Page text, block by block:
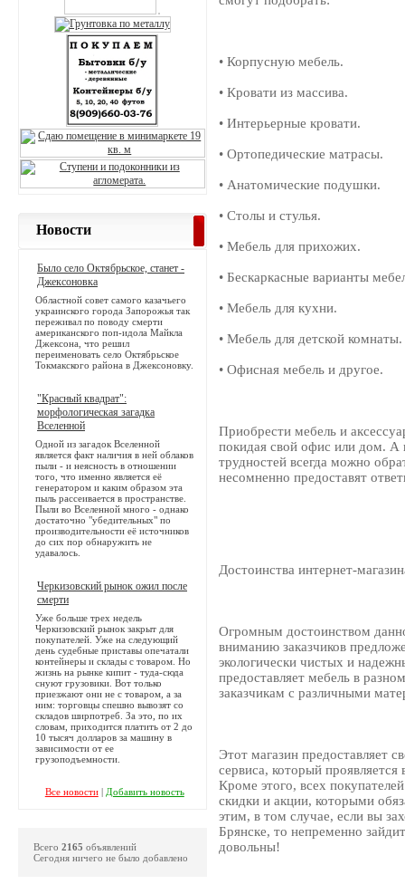
• Корпусную мебель.
• Кровати из массива.
• Интерьерные кровати.
• Ортопедические матрасы.
• Анатомические подушки.
• Столы и стулья.
• Мебель для прихожих.
• Бескаркасные варианты
• Мебель для кухни.
• Мебель для детской комнаты.
• Офисная мебель и другое.
Приобрести мебель и
покидая свой офис или дом. А
трудностей всегда можно
несомненно предоставят
Достоинства интернет-
Огромным достоинством
вниманию заказчиков
экологически чистых и
предоставляет мебель в
заказчикам с различными
Этот магазин предоставляет
сервиса, который проявляется
Кроме этого, всех
скидки и акции, которыми
этим, в том случае, если вы
Брянске, то непременно
довольны!
Новости
Было село Октябрьское, станет -
Джексоновка
Областной совет самого казачьего
украинского города Запорожья так
переживал по поводу смерти
американского поп-идола Майкла
Джексона, что решил
переименовать село Октябрьское
Токмакского района в Джексоновку.
"Красный квадрат":
морфологическая загадка
Вселенной
Одной из загадок Вселенной
является факт наличия в ней облаков
пыли - и неясность в отношении
того, что именно является её
генератором и каким образом эта
пыль рассеивается в пространстве.
Пыли во Вселенной много - однако
достаточно "убедительных" по
производительности её источников
до сих пор обнаружить не
удавалось.
Черкизовский рынок ожил после
смерти
Уже больше трех недель
Черкизовский рынок закрыт для
покупателей. Уже на следующий
день судебные приставы опечатали
контейнеры и склады с товаром. Но
жизнь на рынке кипит - туда-сюда
снуют грузовики. Вот только
приезжают они не с товаром, а за
ним: торговцы спешно вывозят со
складов ширпотреб. За это, по их
словам, приходится платить от 2 до
10 тысяч долларов за машину в
зависимости от ее
грузоподъемности.
Все новости| Добавить новость
Всего 2165 объявлений
Сегодня ничего не было добавлено